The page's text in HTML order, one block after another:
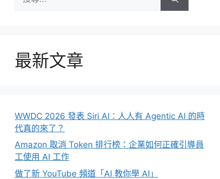
尋:
最新文章
WWDC 2026 發表 Siri AI：人人有 Agentic AI 的時
代真的來了？
Amazon 取消 Token 排行榜：企業如何正確引導員
工使用 AI 工作
做了新 YouTube 頻道「AI 教你學 AI」